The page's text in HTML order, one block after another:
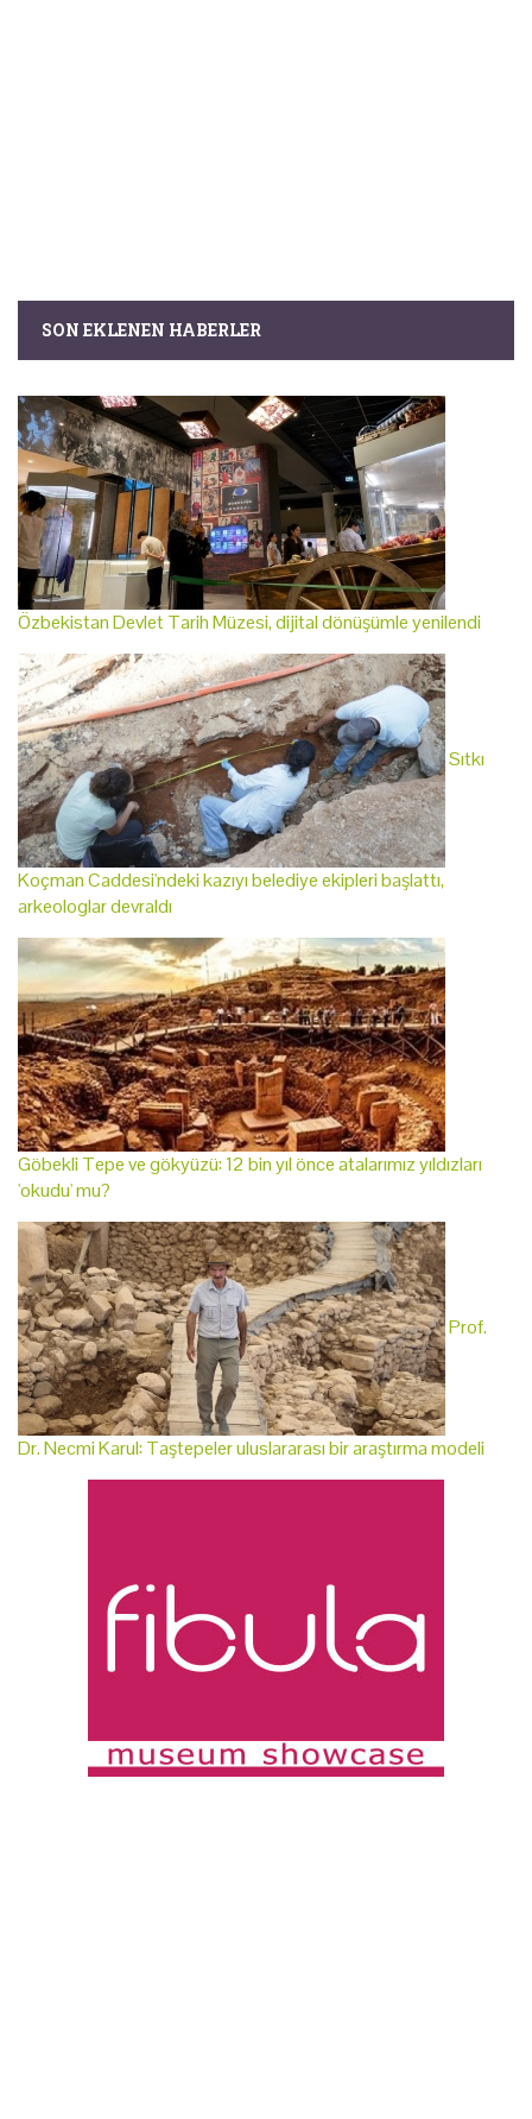
SON EKLENEN HABERLER
Özbekistan Devlet Tarih Müzesi, dijital dönüşümle yenilendi
Sıtkı
Koçman Caddesi'ndeki kazıyı belediye ekipleri başlattı,
arkeologlar devraldı
Göbekli Tepe ve gökyüzü: 12 bin yıl önce atalarımız yıldızları
'okudu' mu?
Prof.
Dr. Necmi Karul: Taştepeler uluslararası bir araştırma modeli